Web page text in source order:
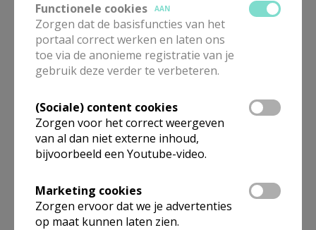
Gepubliceerd door
Sint-Corneliusparochie Ninove
Meer
Functionele cookies
AAN
Zorgen dat de basisfuncties van het
portaal correct werken en laten ons
toe via de anonieme registratie van je
gebruik deze verder te verbeteren.
(Sociale) content cookies
Zorgen voor het correct weergeven
van al dan niet externe inhoud,
bijvoorbeeld een Youtube-video.
Marketing cookies
Zorgen ervoor dat we je advertenties
op maat kunnen laten zien.